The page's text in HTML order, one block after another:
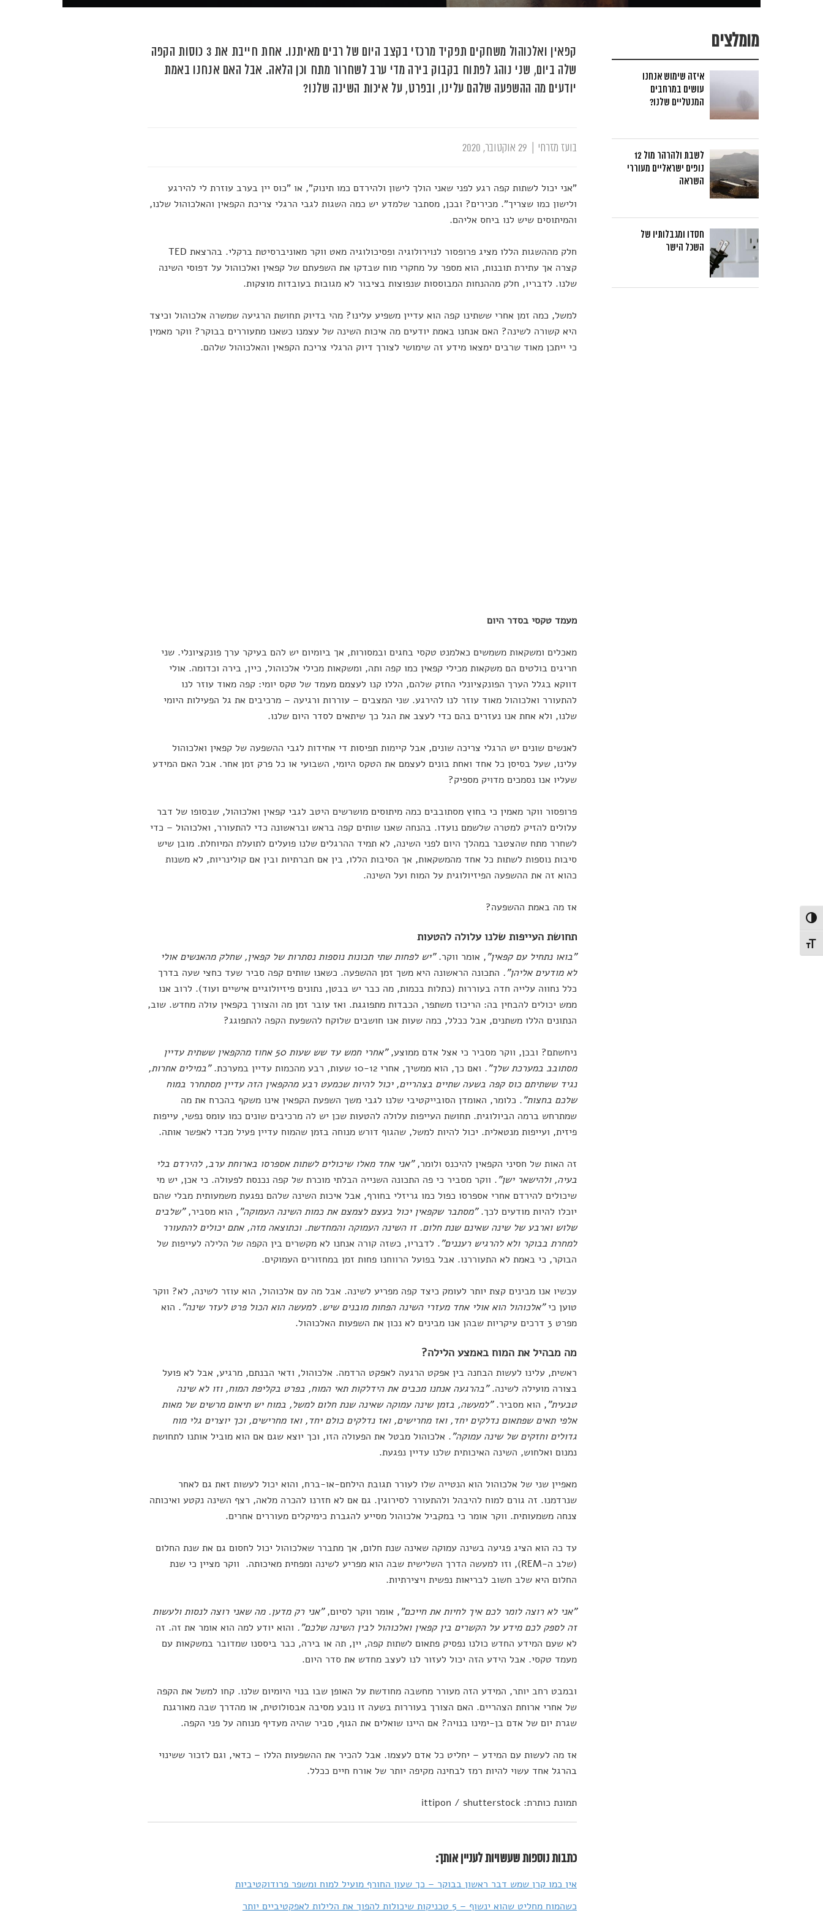
הפעל/כבה ניגודיות גבוהה
מתג גודל גופן
קפאין ואלכוהול משחקים תפקיד מרכזי בקצב היום של רבים מאיתנו. אחת חייבת את 3 כוסות הקפה
שלה ביום, שני נוהג לפתוח בקבוק בירה מדי ערב לשחרור מתח וכן הלאה. אבל האם אנחנו באמת
יודעים מה ההשפעה שלהם עלינו, ובפרט, על איכות השינה שלנו?
בועז מזרחי
"אני יכול לשתות קפה רגע לפני שאני הולך לישון ולהירדם כמו תינוק", או "כוס יין בערב עוזרת לי להירגע
ולישון כמו שצריך". מכירים? ובכן, מסתבר שלמדע יש כמה השגות לגבי הרגלי צריכת הקפאין והאלכוהול שלנו,
והמיתוסים שיש לנו ביחס אליהם.
חלק מההשגות הללו מציג פרופסור לנוירולוגיה ופסיכולוגיה מאט ווקר מאוניברסיטת ברקלי. בהרצאת TED
קצרה אך עתירת תובנות, הוא מספר על מחקרי מוח שבדקו את השפעתם של קפאין ואלכוהול על דפוסי השינה
שלנו. לדבריו, חלק מההנחות המבוססות שנפוצות בציבור לא מגובות בעובדות מוצקות.
למשל, כמה זמן אחרי ששתינו קפה הוא עדיין משפיע עלינו? מהי בדיוק תחושת הרגיעה שמשרה אלכוהול וכיצד
היא קשורה לשינה? האם אנחנו באמת יודעים מה איכות השינה של עצמנו כשאנו מתעוררים בבוקר? ווקר מאמין
כי ייתכן מאוד שרבים ימצאו מידע זה שימושי לצורך דיוק הרגלי צריכת הקפאין והאלכוהול שלהם.
מעמד טקסי בסדר היום
מאכלים ומשקאות משמשים כאלמנט טקסי בחגים ובמסורות, אך ביומיום יש להם בעיקר ערך פונקציונלי. שני
חריגים בולטים הם משקאות מכילי קפאין כמו קפה ותה, ומשקאות מכילי אלכוהול, כיין, בירה וכדומה. אולי
דווקא בגלל הערך הפונקציונלי החזק שלהם, הללו קנו לעצמם מעמד של טקס יומי: קפה מאוד עוזר לנו
להתעורר ואלכוהול מאוד עוזר לנו להירגע. שני המצבים – עוררות ורגיעה – מרכיבים את גל הפעילות היומי
שלנו, ולא אחת אנו נעזרים בהם כדי לעצב את הגל כך שיתאים לסדר היום שלנו.
לאנשים שונים יש הרגלי צריכה שונים, אבל קיימות תפיסות די אחידות לגבי ההשפעה של קפאין ואלכוהול
עלינו, שעל בסיסן כל אחד ואחת בונים לעצמם את הטקס היומי, השבועי או כל פרק זמן אחר. אבל האם המידע
שעליו אנו נסמכים מדויק מספיק?
פרופסור ווקר מאמין כי בחוץ מסתובבים כמה מיתוסים מושרשים היטב לגבי קפאין ואלכוהול, שבסופו של דבר
עלולים להזיק למטרה שלשמם נועדו. בהנחה שאנו שותים קפה בראש ובראשונה כדי להתעורר, ואלכוהול – כדי
לשחרר מתח שהצטבר במהלך היום לפני השינה, לא תמיד ההרגלים שלנו פועלים לתועלת המיוחלת. מובן שיש
סיבות נוספות לשתות כל אחד מהמשקאות, אך הסיבות הללו, בין אם חברתיות ובין אם קולינריות, לא משנות
כהוא זה את ההשפעה הפיזיולוגית על המוח ועל השינה.
אז מה באמת ההשפעה?
תחושת העייפות שלנו עלולה להטעות
"בואו נתחיל עם קפאין", אומר ווקר."יש לפחות שתי תכונות נוספות נסתרות של קפאין, שחלק מהאנשים אולי
לא מודעים אליהן". התכונה הראשונה היא משך זמן ההשפעה. כשאנו שותים קפה סביר שעד כחצי שעה בדרך
כלל נחווה עלייה חדה בעוררות (כתלות בכמות, מה כבר יש בבטן, נתונים פיזיולוגיים אישיים ועוד). לרוב אנו
ממש יכולים להבחין בה: הריכוז משתפר, הכבדות מתפוגגת. ואז עובר זמן מה והצורך בקפאין עולה מחדש. שוב,
הנתונים הללו משתנים, אבל ככלל, כמה שעות אנו חושבים שלוקח להשפעת הקפה להתפוגג?
ניחשתם? ובכן, ווקר מסביר כי אצל אדם ממוצע,
"אחרי חמש עד שש שעות 50 אחוז מהקפאין ששתית עדיין
מסתובב במערכת שלך". ואם כך, הוא ממשיך, אחרי 10-12 שעות, רבע מהכמות עדיין במערכת.
"במילים אחרות,
נגיד ששתיתם כוס קפה בשעה שתיים בצהריים, יכול להיות שכמעט רבע מהקפאין הזה עדיין מסתחרר במוח
שלכם בחצות". כלומר, האומדן הסובייקטיבי שלנו לגבי משך השפעת הקפאין אינו משקף בהכרח את מה
שמתרחש ברמה הביולוגית. תחושת העייפות עלולה להטעות שכן יש לה מרכיבים שונים כמו עומס נפשי, עייפות
פיזית, ועייפות מנטאלית. יכול להיות למשל, שהגוף דורש מנוחה בזמן שהמוח עדיין פעיל מכדי לאפשר אותה.
זה האות של חסיני הקפאין להיכנס ולומר,"אני אחד מאלו שיכולים לשתות אספרסו בארוחת ערב, להירדם בלי
בעיה, ולהישאר ישן". ווקר מסביר כי פה התכונה השנייה הבלתי מוכרת של קפה נכנסת לפעולה. כי אכן, יש מי
שיכולים להירדם אחרי אספרסו כפול כמו גריזלי בחורף, אבל איכות השינה שלהם נפגעת משמעותית מבלי שהם
יוכלו להיות מודעים לכך."מסתבר שקפאין יכול בעצם לצמצם את כמות השינה העמוקה", הוא מסביר,"שלבים
שלוש וארבע של שינה שאינם שנת חלום. זו השינה העמוקה והמחדשת. וכתוצאה מזה, אתם יכולים להתעורר
למחרת בבוקר ולא להרגיש רעננים". לדבריו, כשזה קורה אנחנו לא מקשרים בין הקפה של הלילה לעייפות של
הבוקר, כי באמת לא התעוררנו. אבל בפועל הרווחנו פחות זמן במחזורים העמוקים.
עכשיו אנו מבינים קצת יותר לעומק כיצד קפה מפריע לשינה. אבל מה עם אלכוהול, הוא עוזר לשינה, לא? ווקר
טוען כי"אלכוהול הוא אולי אחד מעזרי השינה הפחות מובנים שיש. למעשה הוא הכול פרט לעזר שינה". הוא
מפרט 3 דרכים עיקריות שבהן אנו מבינים לא נכון את השפעות האלכוהול.
מה מבהיל את המוח באמצע הלילה?
ראשית, עלינו לעשות הבחנה בין אפקט הרגעה לאפקט הרדמה. אלכוהול, ודאי הבנתם, מרגיע, אבל לא פועל
בצורה מועילה לשינה."בהרגעה אנחנו מכבים את הידלקות תאי המוח, בפרט בקליפת המוח, וזו לא שינה
טבעית", הוא מסביר."למעשה, בזמן שינה עמוקה שאינה שנת חלום למשל, במוח יש תיאום מרשים של מאות
אלפי תאים שפתאום נדלקים יחד, ואז מחרישים, ואז נדלקים כולם יחד, ואז מחרישים, וכך יוצרים גלי מוח
גדולים וחזקים של שינה עמוקה". אלכוהול מבטל את הפעולה הזו, וכך יוצא שגם אם הוא מוביל אותנו לתחושת
נמנום ואלחוש, השינה האיכותית שלנו עדיין נפגעת.
מאפיין שני של אלכוהול הוא הנטייה שלו לעורר תגובת הילחם-או-ברח, והוא יכול לעשות זאת גם לאחר
שנרדמנו. זה גורם למוח להיבהל ולהתעורר לסירוגין. גם אם לא חזרנו להכרה מלאה, רצף השינה נקטע ואיכותה
צנחה משמעותית. ווקר אומר כי במקביל אלכוהול מסייע להגברת כימיקלים מעוררים אחרים.
עד כה הוא הציג פגיעה בשינה עמוקה שאינה שנת חלום, אך מתברר שאלכוהול יכול לחסום גם את שנת החלום
(שלב ה-REM), וזו למעשה הדרך השלישית שבה הוא מפריע לשינה ומפחית מאיכותה. ווקר מציין כי שנת
החלום היא שלב חשוב לבריאות נפשית ויצירתיות.
"אני לא רוצה לומר לכם איך לחיות את חייכם", אומר ווקר לסיום,"אני רק מדען. מה שאני רוצה לנסות ולעשות
זה לספק לכם מידע על הקשרים בין קפאין ואלכוהול לבין השינה שלכם". והוא יודע למה הוא אומר את זה. זה
לא שעם המידע החדש כולנו נפסיק פתאום לשתות קפה, יין, תה או בירה, כבר ביססנו שמדובר במשקאות עם
מעמד טקסי. אבל הידע הזה יכול לעזור לנו לעצב מחדש את סדר היום.
ובמבט רחב יותר, המידע הזה מעורר מחשבה מחודשת על האופן שבו בנוי היומיום שלנו. קחו למשל את הקפה
של אחרי ארוחת הצהריים. האם הצורך בעוררות בשעה זו נובע מסיבה אבסולוטית, או מהדרך שבה מאורגנת
שגרת יום של אדם בן-ימינו בנויה? אם היינו שואלים את הגוף, סביר שהיה מעדיף מנוחה על פני הקפה.
אז מה לעשות עם המידע – יחליט כל אדם לעצמו. אבל להכיר את ההשפעות הללו – כדאי, וגם לזכור ששינוי
בהרגל אחד עשוי להיות רמז לבחינה מקיפה יותר של אורח חיים ככלל.
תמונת כותרת: ittipon / shutterstock
כתבות נוספות שעשויות לעניין אותך:
אין כמו קרן שמש דבר ראשון בבוקר – כך שעון החורף מועיל למוח ומשפר פרודוקטיביות
כשהמוח מחליט שהוא ינשוף – 5 טכניקות שיכולות להפוך את הלילות לאפקטיביים יותר
מומלצים
איזה שימוש אנחנו
עושים במרחבים
המנטליים שלנו?
לשבת ולהרהר מול 12
נופים ישראליים מעוררי
השראה
חסדו ומגבלותיו של
השכל הישר